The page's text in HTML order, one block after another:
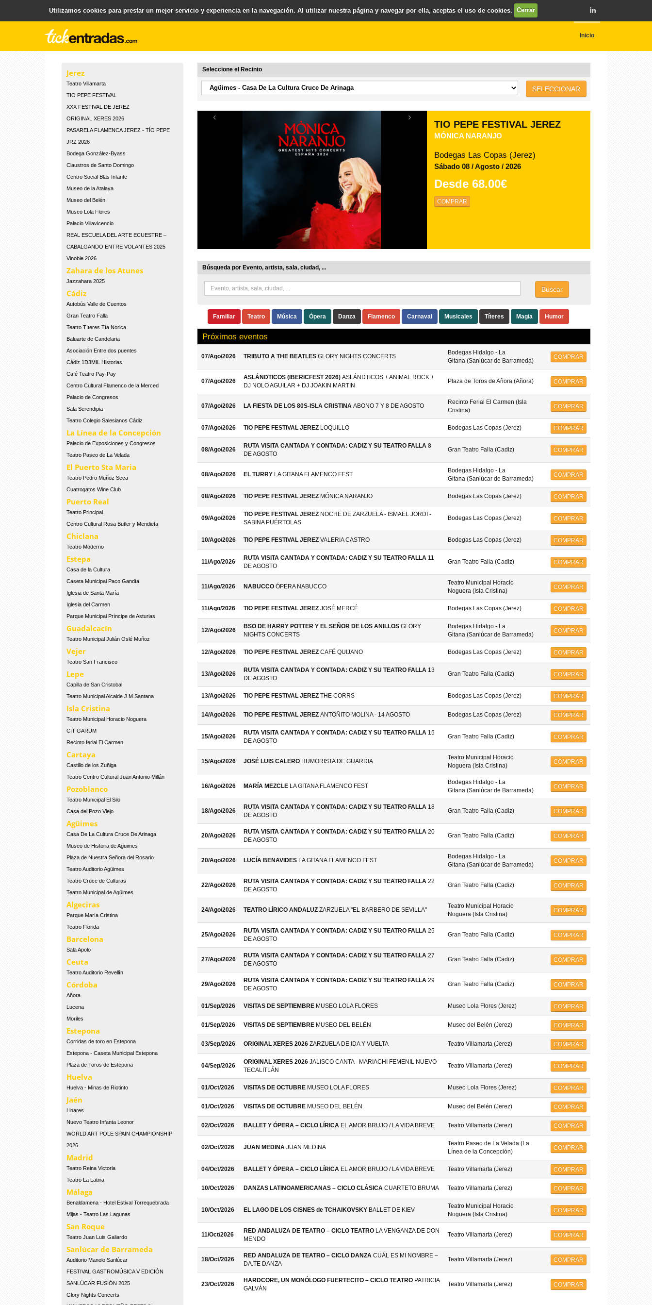
Plataforma para la Venta y Gestion de Entradas .
Inicio
Jerez
Teatro Villamarta
TIO PEPE FESTIVAL
XXX FESTIVAL DE JEREZ
ORIGINAL XERES 2026
PASARELA FLAMENCA JEREZ - TÍO PEPE
JRZ 2026
Bodega González-Byass
Claustros de Santo Domingo
Centro Social Blas Infante
Museo de la Atalaya
Museo del Belén
Museo Lola Flores
Palacio Villavicencio
REAL ESCUELA DEL ARTE ECUESTRE –
CABALGANDO ENTRE VOLANTES 2025
Vinoble 2026
Zahara de los Atunes
Jazzahara 2025
Cádiz
Autobús Valle de Cuentos
Gran Teatro Falla
Teatro Títeres Tía Norica
Baluarte de Candelaria
Asociación Entre dos puentes
Cádiz 1D3MIL Historias
Café Teatro Pay-Pay
Centro Cultural Flamenco de la Merced
Palacio de Congresos
Sala Serendipia
Teatro Colegio Salesianos Cádiz
La Línea de la Concepción
Palacio de Exposiciones y Congresos
Teatro Paseo de La Velada
El Puerto Sta Maria
Teatro Pedro Muñoz Seca
Cuatrogatos Wine Club
Puerto Real
Teatro Principal
Centro Cultural Rosa Butler y Mendieta
Chiclana
Teatro Moderno
Estepa
Casa de la Cultura
Caseta Municipal Paco Gandía
Iglesia de Santa María
Iglesia del Carmen
Parque Municipal Príncipe de Asturias
Guadalcacín
Teatro Municipal Julián Oslé Muñoz
Vejer
Teatro San Francisco
Lepe
Capilla de San Cristobal
Teatro Municipal Alcalde J.M.Santana
Isla Cristina
Teatro Municipal Horacio Noguera
CIT GARUM
Recinto ferial El Carmen
Cartaya
Castillo de los Zuñiga
Teatro Centro Cultural Juan Antonio Millán
Pozoblanco
Teatro Municipal El Silo
Casa del Pozo Viejo
Agüimes
Casa De La Cultura Cruce De Arinaga
Museo de Historia de Agüimes
Plaza de Nuestra Señora del Rosario
Teatro Auditorio Agüimes
Teatro Cruce de Culturas
Teatro Municipal de Agüimes
Algeciras
Parque María Cristina
Teatro Florida
Barcelona
Sala Apolo
Ceuta
Teatro Auditorio Revellín
Córdoba
Añora
Lucena
Moriles
Estepona
Corridas de toro en Estepona
Estepona - Caseta Municipal Estepona
Plaza de Toros de Estepona
Huelva
Huelva - Minas de Riotinto
Jaén
Linares
Nuevo Teatro Infanta Leonor
WORLD ART POLE SPAIN CHAMPIONSHIP
2026
Madrid
Teatro Reina Victoria
Teatro La Latina
Málaga
Benaldamena - Hotel Estival Torrequebrada
Mijas - Teatro Las Lagunas
San Roque
Teatro Juan Luis Galiardo
Sanlúcar de Barrameda
Auditorio Manolo Sanlúcar
FESTIVAL GASTROMÚSICA V EDICIÓN
SANLÚCAR FUSIÓN 2025
Glory Nights Concerts
Seleccione el Recinto
SELECCIONAR
‹ ›
TIO PEPE FESTIVAL JEREZ
ANTOÑITO MOLINA - 14 AGOSTO
Bodegas Las Copas (Jerez)
Viernes 14 / Agosto / 2026
Desde 58.00€
COMPRAR
Búsqueda por Evento, artista, sala, ciudad, ...
Buscar
Familiar Teatro Música Ópera Danza Flamenco Carnaval Musicales Títeres Magia Humor
Próximos eventos
07/Ago/2026 TRIBUTO A THE BEATLES GLORY NIGHTS CONCERTS
Bodegas Hidalgo - La
Gitana (Sanlúcar de Barrameda)
COMPRAR
07/Ago/2026
ASLÁNDTICOS (IBERICFEST 2026) ASLÁNDTICOS + ANIMAL ROCK +
DJ NOLO AGUILAR + DJ JOAKIN MARTIN
Plaza de Toros de Añora (Añora) COMPRAR
07/Ago/2026 LA FIESTA DE LOS 80S-ISLA CRISTINA ABONO 7 Y 8 DE AGOSTO
Recinto Ferial El Carmen (Isla
Cristina)
COMPRAR
07/Ago/2026 TIO PEPE FESTIVAL JEREZ LOQUILLO Bodegas Las Copas (Jerez) COMPRAR
08/Ago/2026
RUTA VISITA CANTADA Y CONTADA: CADIZ Y SU TEATRO FALLA 8
DE AGOSTO
Gran Teatro Falla (Cadiz) COMPRAR
08/Ago/2026 EL TURRY LA GITANA FLAMENCO FEST
Bodegas Hidalgo - La
Gitana (Sanlúcar de Barrameda)
COMPRAR
08/Ago/2026 TIO PEPE FESTIVAL JEREZ MÓNICA NARANJO Bodegas Las Copas (Jerez) COMPRAR
09/Ago/2026
TIO PEPE FESTIVAL JEREZ NOCHE DE ZARZUELA - ISMAEL JORDI -
SABINA PUÉRTOLAS
Bodegas Las Copas (Jerez) COMPRAR
10/Ago/2026 TIO PEPE FESTIVAL JEREZ VALERIA CASTRO Bodegas Las Copas (Jerez) COMPRAR
11/Ago/2026
RUTA VISITA CANTADA Y CONTADA: CADIZ Y SU TEATRO FALLA 11
DE AGOSTO
Gran Teatro Falla (Cadiz) COMPRAR
11/Ago/2026 NABUCCO ÓPERA NABUCCO
Teatro Municipal Horacio
Noguera (Isla Cristina)
COMPRAR
11/Ago/2026 TIO PEPE FESTIVAL JEREZ JOSÉ MERCÉ Bodegas Las Copas (Jerez) COMPRAR
12/Ago/2026
BSO DE HARRY POTTER Y EL SEÑOR DE LOS ANILLOS GLORY
NIGHTS CONCERTS
Bodegas Hidalgo - La
Gitana (Sanlúcar de Barrameda)
COMPRAR
12/Ago/2026 TIO PEPE FESTIVAL JEREZ CAFÉ QUIJANO Bodegas Las Copas (Jerez) COMPRAR
13/Ago/2026
RUTA VISITA CANTADA Y CONTADA: CADIZ Y SU TEATRO FALLA 13
DE AGOSTO
Gran Teatro Falla (Cadiz) COMPRAR
13/Ago/2026 TIO PEPE FESTIVAL JEREZ THE CORRS Bodegas Las Copas (Jerez) COMPRAR
14/Ago/2026 TIO PEPE FESTIVAL JEREZ ANTOÑITO MOLINA - 14 AGOSTO Bodegas Las Copas (Jerez) COMPRAR
15/Ago/2026
RUTA VISITA CANTADA Y CONTADA: CADIZ Y SU TEATRO FALLA 15
DE AGOSTO
Gran Teatro Falla (Cadiz) COMPRAR
15/Ago/2026 JOSÉ LUIS CALERO HUMORISTA DE GUARDIA
Teatro Municipal Horacio
Noguera (Isla Cristina)
COMPRAR
16/Ago/2026 MARÍA MEZCLE LA GITANA FLAMENCO FEST
Bodegas Hidalgo - La
Gitana (Sanlúcar de Barrameda)
COMPRAR
18/Ago/2026
RUTA VISITA CANTADA Y CONTADA: CADIZ Y SU TEATRO FALLA 18
DE AGOSTO
Gran Teatro Falla (Cadiz) COMPRAR
20/Ago/2026
RUTA VISITA CANTADA Y CONTADA: CADIZ Y SU TEATRO FALLA 20
DE AGOSTO
Gran Teatro Falla (Cadiz) COMPRAR
20/Ago/2026 LUCÍA BENAVIDES LA GITANA FLAMENCO FEST
Bodegas Hidalgo - La
Gitana (Sanlúcar de Barrameda)
COMPRAR
22/Ago/2026
RUTA VISITA CANTADA Y CONTADA: CADIZ Y SU TEATRO FALLA 22
DE AGOSTO
Gran Teatro Falla (Cadiz) COMPRAR
24/Ago/2026 TEATRO LÍRICO ANDALUZ ZARZUELA "EL BARBERO DE SEVILLA"
Teatro Municipal Horacio
Noguera (Isla Cristina)
COMPRAR
25/Ago/2026
RUTA VISITA CANTADA Y CONTADA: CADIZ Y SU TEATRO FALLA 25
DE AGOSTO
Gran Teatro Falla (Cadiz) COMPRAR
27/Ago/2026
RUTA VISITA CANTADA Y CONTADA: CADIZ Y SU TEATRO FALLA 27
DE AGOSTO
Gran Teatro Falla (Cadiz) COMPRAR
29/Ago/2026
RUTA VISITA CANTADA Y CONTADA: CADIZ Y SU TEATRO FALLA 29
DE AGOSTO
Gran Teatro Falla (Cadiz) COMPRAR
01/Sep/2026 VISITAS DE SEPTIEMBRE MUSEO LOLA FLORES Museo Lola Flores (Jerez) COMPRAR
01/Sep/2026 VISITAS DE SEPTIEMBRE MUSEO DEL BELÉN Museo del Belén (Jerez) COMPRAR
03/Sep/2026 ORIGINAL XERES 2026 ZARZUELA DE IDA Y VUELTA Teatro Villamarta (Jerez) COMPRAR
04/Sep/2026
ORIGINAL XERES 2026 JALISCO CANTA - MARIACHI FEMENIL NUEVO
TECALITLÁN
Teatro Villamarta (Jerez) COMPRAR
01/Oct/2026 VISITAS DE OCTUBRE MUSEO LOLA FLORES Museo Lola Flores (Jerez) COMPRAR
01/Oct/2026 VISITAS DE OCTUBRE MUSEO DEL BELÉN Museo del Belén (Jerez) COMPRAR
02/Oct/2026 BALLET Y ÓPERA – CICLO LÍRICA EL AMOR BRUJO / LA VIDA BREVE Teatro Villamarta (Jerez) COMPRAR
02/Oct/2026 JUAN MEDINA JUAN MEDINA
Teatro Paseo de La Velada (La
Línea de la Concepción)
COMPRAR
04/Oct/2026 BALLET Y ÓPERA – CICLO LÍRICA EL AMOR BRUJO / LA VIDA BREVE Teatro Villamarta (Jerez) COMPRAR
10/Oct/2026 DANZAS LATINOAMERICANAS – CICLO CLÁSICA CUARTETO BRUMA Teatro Villamarta (Jerez) COMPRAR
10/Oct/2026 EL LAGO DE LOS CISNES de TCHAIKOVSKY BALLET DE KIEV
Teatro Municipal Horacio
Noguera (Isla Cristina)
COMPRAR
11/Oct/2026
RED ANDALUZA DE TEATRO – CICLO TEATRO LA VENGANZA DE DON
MENDO
Teatro Villamarta (Jerez) COMPRAR
18/Oct/2026
RED ANDALUZA DE TEATRO – CICLO DANZA CUÁL ES MI NOMBRE –
DA.TE DANZA
Teatro Villamarta (Jerez) COMPRAR
23/Oct/2026
HARDCORE, UN MONÓLOGO FUERTECITO – CICLO TEATRO PATRICIA
GALVÁN
Teatro Villamarta (Jerez) COMPRAR
Utilizamos cookies para prestar un mejor servicio y experiencia en la navegación. Al utilizar nuestra página y navegar por ella, aceptas el uso de cookies. Cerrar